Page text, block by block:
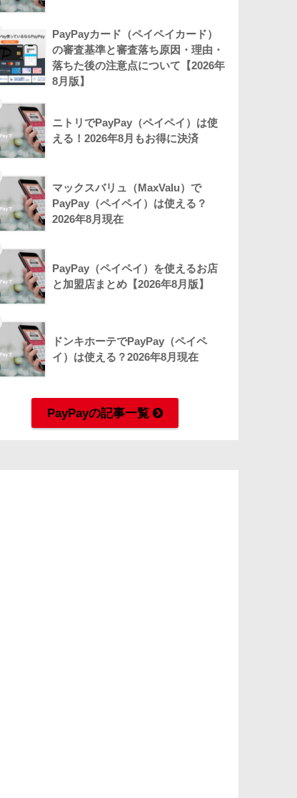
PayPayカード（ペイペイカード）
の審査基準と審査落ち原因・理由・
落ちた後の注意点について【2026年
8月版】
ニトリでPayPay（ペイペイ）は使
える！2026年8月もお得に決済
マックスバリュ（MaxValu）で
PayPay（ペイペイ）は使える？
2026年8月現在
PayPay（ペイペイ）を使えるお店
と加盟店まとめ【2026年8月版】
ドンキホーテでPayPay（ペイペ
イ）は使える？2026年8月現在
PayPayの記事一覧